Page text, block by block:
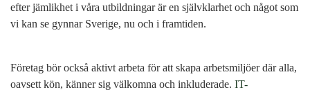
efter jämlikhet i våra utbildningar är en självklarhet och något som
vi kan se gynnar Sverige, nu och i framtiden.
Företag bör också aktivt arbeta för att skapa arbetsmiljöer där alla,
oavsett kön, känner sig välkomna och inkluderade. IT-